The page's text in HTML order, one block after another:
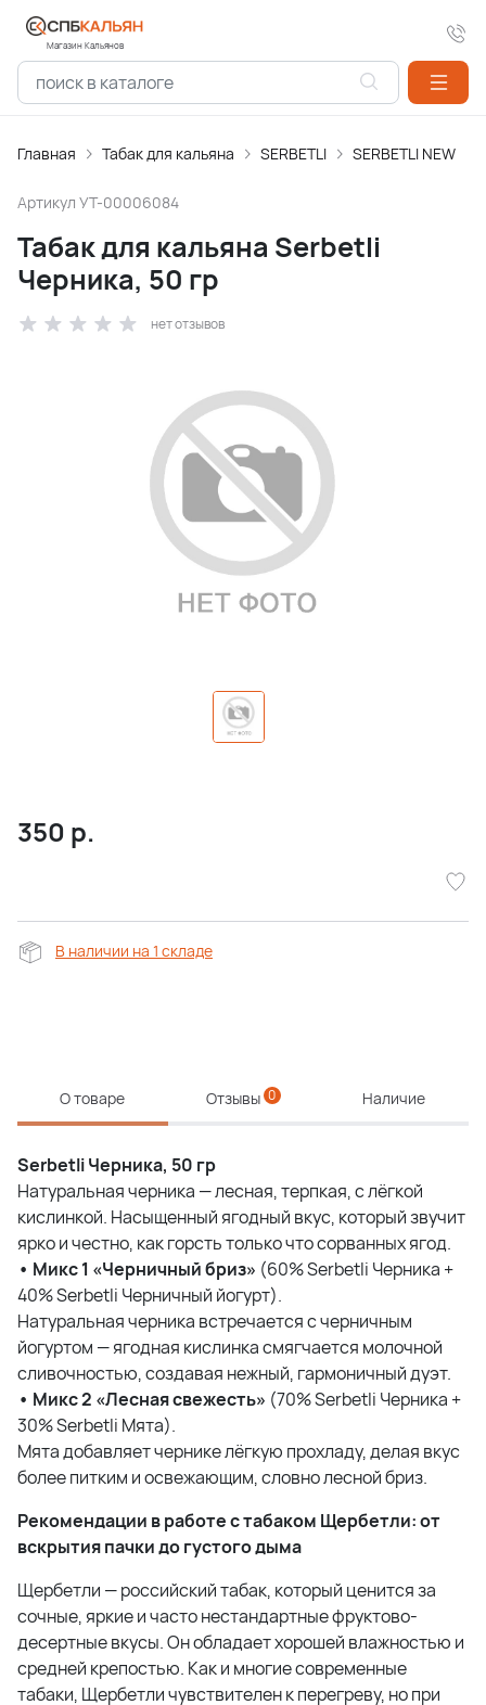
Магазин Кальянов
Главная Табак для кальяна SERBETLI SERBETLI NEW
Артикул УТ-00006084
Табак для кальяна Serbetli
Черника, 50 гр
нет отзывов
350 р.
В наличии на 1 складе
О товаре Отзывы 0 Наличие
Serbetli Черника, 50 гр
Натуральная черника — лесная, терпкая, с лёгкой
кислинкой. Насыщенный ягодный вкус, который звучит
ярко и честно, как горсть только что сорванных ягод.
• Микс 1 «Черничный бриз» (60% Serbetli Черника +
40% Serbetli Черничный йогурт).
Натуральная черника встречается с черничным
йогуртом — ягодная кислинка смягчается молочной
сливочностью, создавая нежный, гармоничный дуэт.
• Микс 2 «Лесная свежесть» (70% Serbetli Черника +
30% Serbetli Мята).
Мята добавляет чернике лёгкую прохладу, делая вкус
более питким и освежающим, словно лесной бриз.
Рекомендации в работе с табаком Щербетли: от
вскрытия пачки до густого дыма
Щербетли — российский табак, который ценится за
сочные, яркие и часто нестандартные фруктово-
десертные вкусы. Он обладает хорошей влажностью и
средней крепостью. Как и многие современные
табаки, Щербетли чувствителен к перегреву, но при